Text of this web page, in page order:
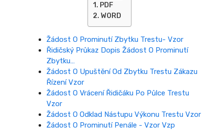
PDF
WORD
Žádost O Prominutí Zbytku Trestu- Vzor
Řidičský Průkaz Dopis Žádost O Prominutí
Zbytku…
Žádost O Upuštění Od Zbytku Trestu Zákazu
Řízení Vzor
Žádost O Vrácení Řidičáku Po Půlce Trestu
Vzor
Žádost O Odklad Nástupu Výkonu Trestu Vzor
Žádost O Prominutí Penále - Vzor Vzp